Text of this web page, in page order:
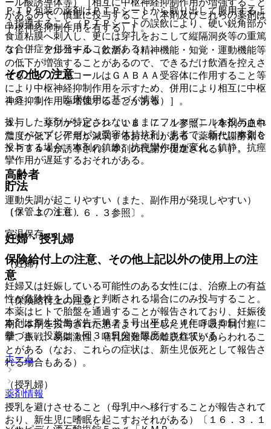
ＰＴＰ包装の薬剤はＰＴＰシートから取り出して服用するよ
う指導すること（ＰＴＰシートの誤飲により、硬い鋭角部が
食道粘膜へ刺入し、更には穿孔をおこして縦隔洞炎等の重篤
な合併症を併発することがある）。
その他の注意
１５．１． 臨床使用に基づく情報
投与した薬剤が特定されないままにフルマゼニルを投与され
た（ベンゾジアゼピン受容体拮抗剤）患者で、新たに本剤を
投与する場合、本剤の鎮静、抗痙攣作用が変化、鎮静、抗痙
攣作用が遅延するおそれがある。
貯法
（保管上の注意）
室温保存。
保険給付上の注意、その他上記以外の使用上の注
意
（保険給付上の注意）
本剤は厚生労働省告示第７５号（平成２４年３月５日付）に
基づき、投薬は１回３０日分を限度とされている。
ホーム
薬剤情報
ール酸誘導体等）［相互に中枢神経抑制作用が増強すること
があるので、慎重に投与すること（本剤及びこれらの薬剤は
中枢神経抑制作用を有する）］。
３）． アルコール（飲酒）［精神機能・知覚・運動機能等
の低下が増強することがあるので、できるだけ飲酒を控えさ
せること（アルコールはＧＡＢＡＡ受容体に作用すること等
により中枢神経抑制作用を示すため、併用により相互に中枢
神経抑制作用を増強することがある）］。
４）． リファンピシン〔１６．７．１参照〕［本剤の血中
濃度が低下し作用が減弱するおそれがある（薬物代謝酵素Ｃ
ＹＰ３Ａ４が誘導され、本剤の代謝が促進される）］。
高齢者
運動失調が起こりやすい（また、副作用が発現しやすい）
〔７．３、１６．６．３参照〕。
妊婦・授乳婦
（妊婦）
妊婦又は妊娠している可能性のある女性には、治療上の有益
性が危険性を上回ると判断される場合にのみ投与すること。
本薬はヒトで胎盤を通過することが報告されており、妊娠後
期に本剤を投与された患者より出生した児に呼吸抑制、痙
攣、振戦、易刺激性、哺乳困難等の離脱症状があらわれるこ
とがある（なお、これらの症状は、新生児仮死として報告さ
れる場合もある）。
（授乳婦）
授乳を避けさせること（母乳中へ移行することが報告されて
おり、新生児に嗜眠を起こすおそれがある）〔１６．３．１